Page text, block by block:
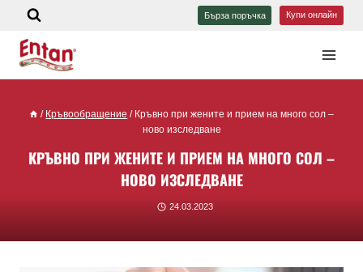
Бърза поръчка Купи онлайн
/ Кръвообращение / Кръвно при жените и прием на много сол –
ново изследване
КРЪВНО ПРИ ЖЕНИТЕ И ПРИЕМ НА МНОГО СОЛ –
НОВО ИЗСЛЕДВАНЕ
24.03.2023